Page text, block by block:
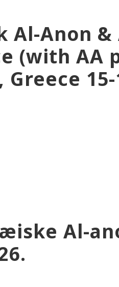
Al-Anon
(with AA
Al-